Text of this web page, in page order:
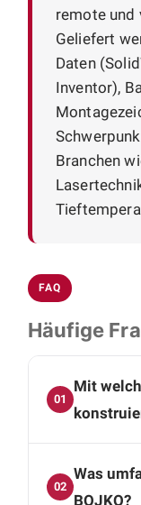
remote und
Geliefert
Daten
Inventor),
Branchen
FAQ
Häufige
01
Mit
Inventor. Als
3D-CAD-
02
Was
BOJKO?